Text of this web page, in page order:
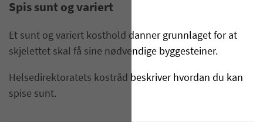
Spis sunt og variert
Et sunt og variert kosthold danner grunnlaget for at
skjelettet skal få sine nødvendige byggesteiner.
Helsedirektoratets kostråd beskriver hvordan du kan
spise sunt.